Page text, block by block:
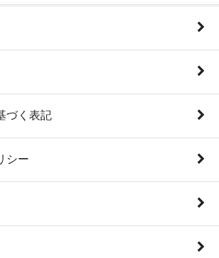
づく表記
シー